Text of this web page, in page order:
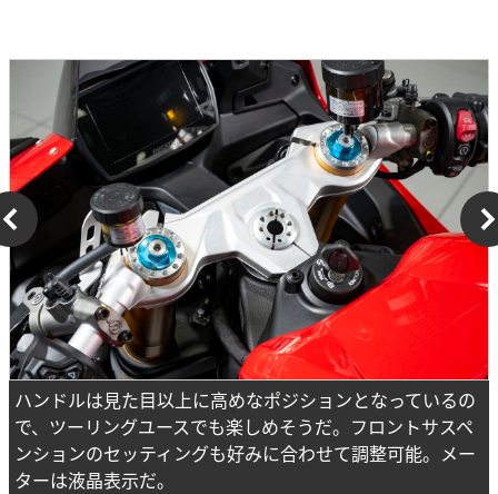
ハンドルは見た目以上に高めなポジションとなっているの
で、ツーリングユースでも楽しめそうだ。フロントサスペ
ンションのセッティングも好みに合わせて調整可能。メー
ターは液晶表示だ。